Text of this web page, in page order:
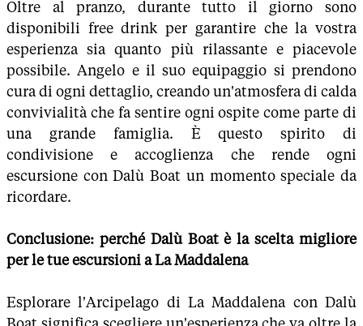
Oltre al pranzo, durante tutto il giorno sono
disponibili free drink per garantire che la vostra
esperienza sia quanto più rilassante e piacevole
possibile. Angelo e il suo equipaggio si prendono
cura di ogni dettaglio, creando un'atmosfera di calda
convivialità che fa sentire ogni ospite come parte di
una grande famiglia. È questo spirito di
condivisione e accoglienza che rende ogni
escursione con Dalù Boat un momento speciale da
ricordare.
Conclusione: perché Dalù Boat è la scelta migliore
per le tue escursioni a La Maddalena
Esplorare l'Arcipelago di La Maddalena con Dalù